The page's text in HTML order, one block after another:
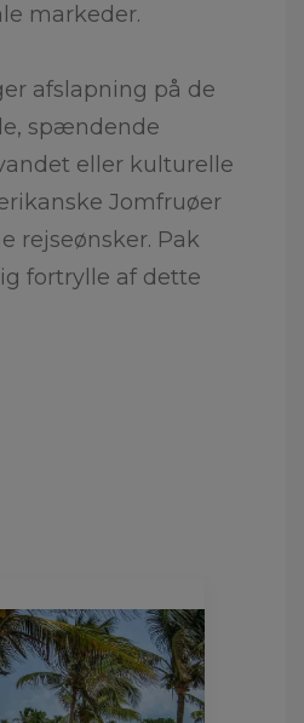
markeder.
afslapning på de
spændende
eller kulturelle
Jomfruøer
rejseønsker. Pak
fortrylle af dette